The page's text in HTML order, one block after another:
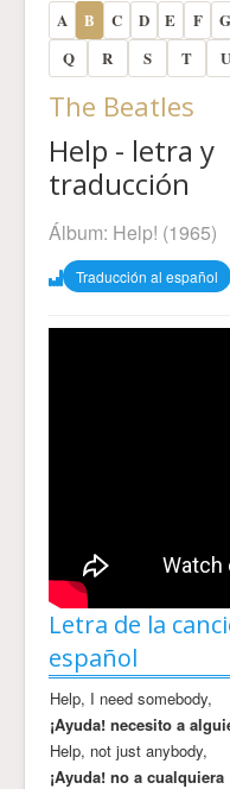
A B C D E F G
Q
R S T U
The Beatles
Help - letra y
traducción
Álbum: Help! (1965)
Traducción al español
Letra de la
español
Help, I need somebody,
¡Ayuda! necesito a
Help, not just anybody,
¡Ayuda! no a cualquiera